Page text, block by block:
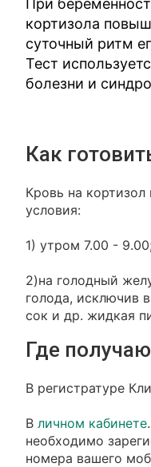
При
кортизола
суточный ритм
Тест
болезни и
Как
Кровь на
условия:
1) утром 7.00 -
2)на голодный
голода, исключив
сок и др. жидкая
Где
В регистратуре
Вличном кабинете
необходимо
номера вашего